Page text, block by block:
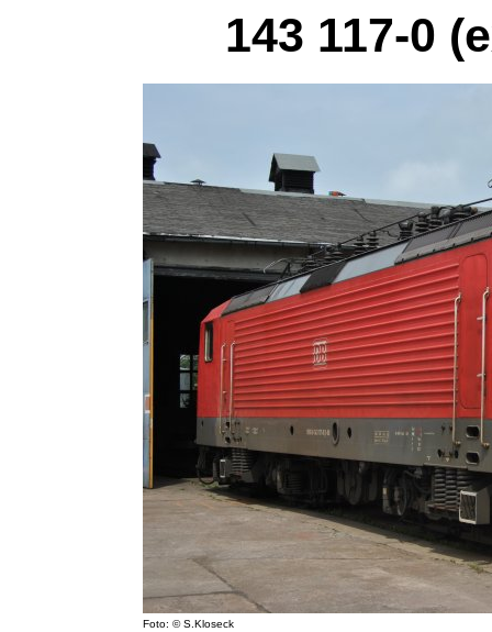
143 117-0
Foto: © S.Kloseck